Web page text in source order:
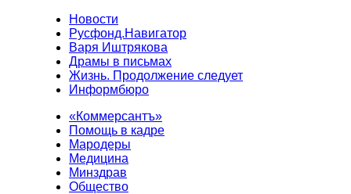
Новости
Русфонд.Навигатор
Варя Иштрякова
Драмы в письмах
Жизнь. Продолжение следует
Информбюро
«Коммерсантъ»
Помощь в кадре
Мародеры
Медицина
Минздрав
Общество